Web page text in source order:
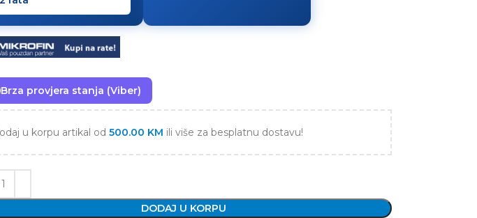
Brza provjera stanja (Viber)
u korpu artikal od 500.00 KM ili više za besplatnu dostavu!
DODAJ U KORPU